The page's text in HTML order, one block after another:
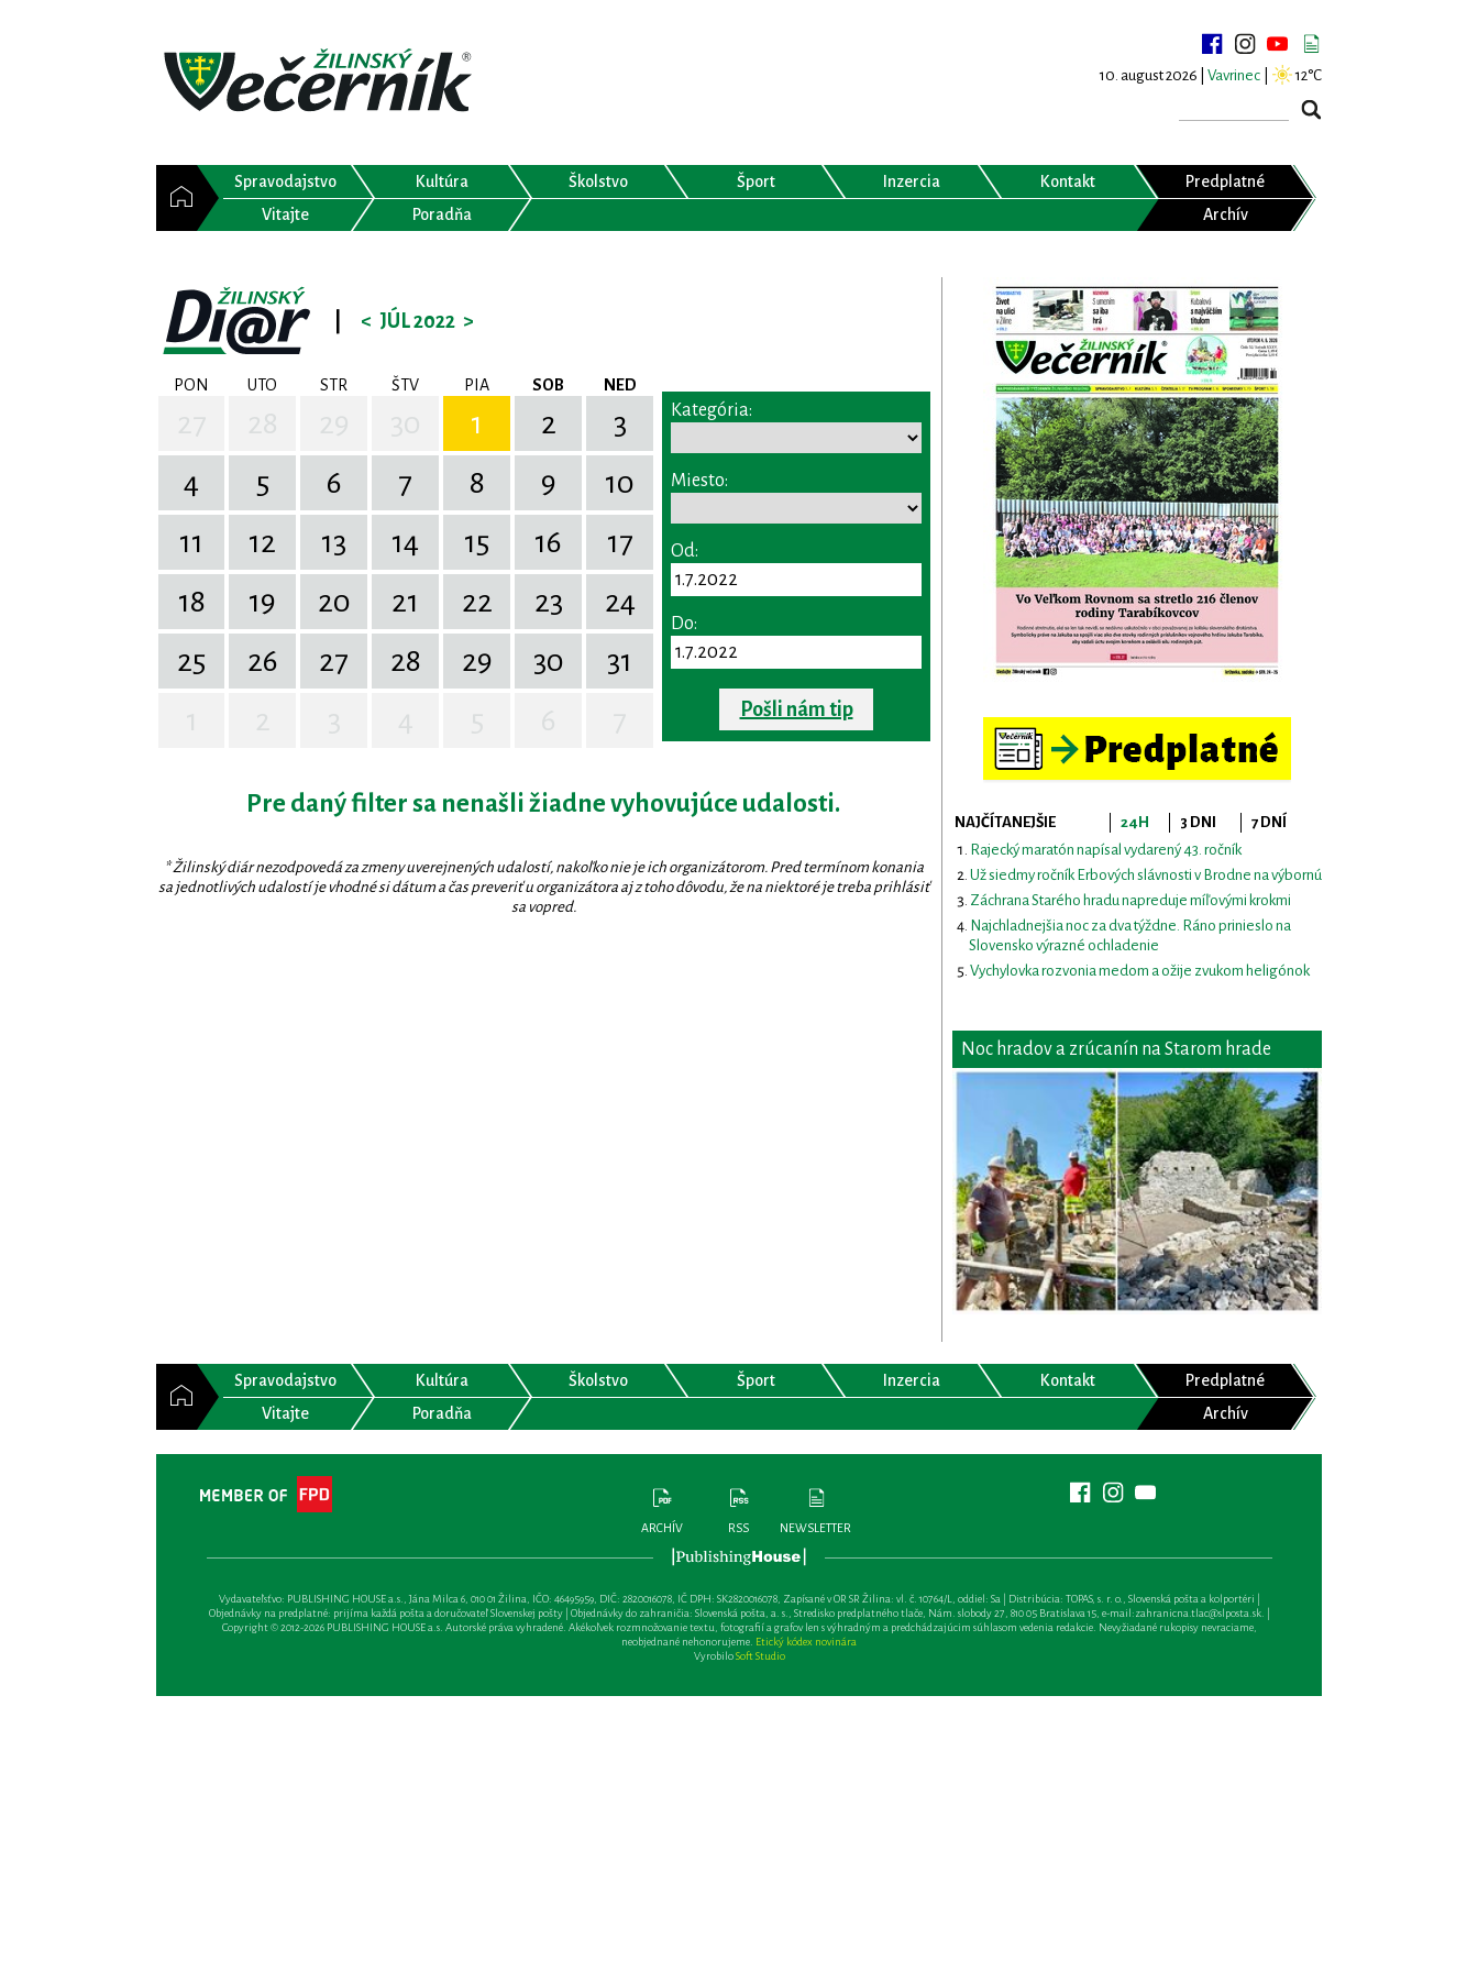
10. august 2026 | Vavrinec 12°C
Spravodajstvo Kultúra Školstvo Šport Inzercia Kontakt
Predplatné
Vitajte
Poradňa Archív
< JÚL 2022 >
PON UTO STR ŠTV PIA SOB NED
1 2
3
4
5 6 7 8 9
10
11
12 13 14 15 16
17
18
19 20 21 22 23
24
25
26 27 28 29 30
31
Kategória:
Miesto:
Od:
Do:
Pošli nám tip
Pre daný filter sa nenašli žiadne vyhovujúce udalosti.
* Žilinský diár nezodpovedá za zmeny uverejnených udalostí, nakoľko nie je ich organizátorom. Pred termínom konania
sa jednotlivých udalostí je vhodné si dátum a čas preveriť u organizátora aj z toho dôvodu, že na niektoré je treba prihlásiť
sa vopred.
NAJČÍTANEJŠIE 24H 3 DNI
7 DNÍ
Rajecký maratón napísal vydarený 43. ročník
Už siedmy ročník Erbových slávnosti v Brodne na výbornú
Záchrana Starého hradu napreduje míľovými krokmi
Najchladnejšia noc za dva týždne. Ráno prinieslo na
Slovensko výrazné ochladenie
Vychylovka rozvonia medom a ožije zvukom heligónok
Noc hradov a zrúcanín na Starom hrade
Spravodajstvo Kultúra Školstvo Šport Inzercia Kontakt
Predplatné
Vitajte
Poradňa Archív
ARCHÍV RSS NEWSLETTER
Vydavateľsťvo: PUBLISHING HOUSE a.s., Jána Milca 6, 010 01 Žilina, IČO: 46495959, DIČ: 2820016078, IČ DPH: SK2820016078, Zapísané v OR SR Žilina: vl. č. 10764/L, oddiel: Sa | Distribúcia: TOPAS, s. r. o., Slovenská pošta a kolportéri |
Objednávky na predplatné: prijíma každá pošta a doručovateľ Slovenskej pošty | Objednávky do zahraničia: Slovenská pošta, a. s., Stredisko predplatného tlače, Nám. slobody 27, 810 05 Bratislava 15, e-mail:zahranicna.tlac@slposta.sk. |
Copyright © 2012-2026 PUBLISHING HOUSE a.s. Autorské práva vyhradené. Akékoľvek rozmnožovanie textu, fotografií a grafov len s výhradným a predchádzajúcim súhlasom vedenia redakcie. Nevyžiadané rukopisy nevraciame,
neobjednané nehonorujeme. Etický kódex novinára
VyrobiloSoft Studio